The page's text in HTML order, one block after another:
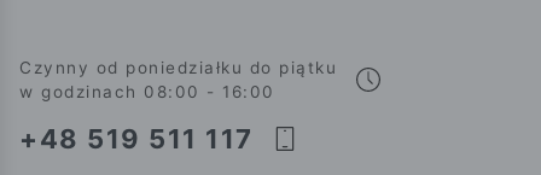
Czynny od poniedziałku do piątku
w godzinach 08:00 - 16:00
+48 519 511 117